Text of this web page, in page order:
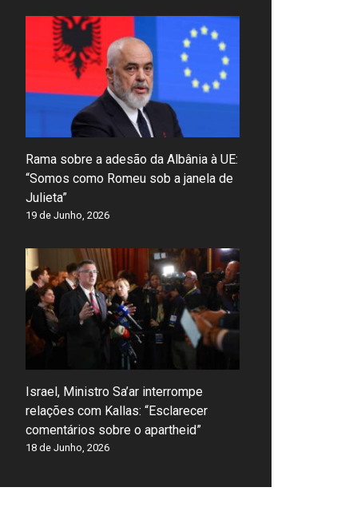
Rama sobre a adesão da Albânia à UE:
“Somos como Romeu sob a janela de
Julieta”
19 de Junho, 2026
Israel, Ministro Sa’ar interrompe
relações com Kallas: “Esclarecer
comentários sobre o apartheid”
18 de Junho, 2026